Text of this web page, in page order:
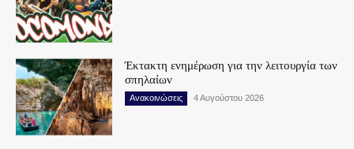
Έκτακτη ενημέρωση για την λειτουργία των
σπηλαίων
Ανακοινώσεις 4 Αυγούστου 2026